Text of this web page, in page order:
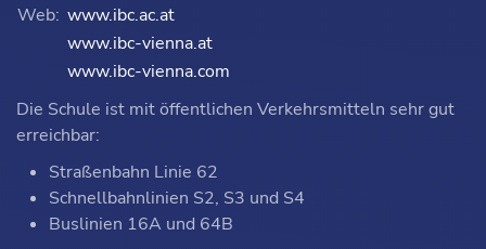
Web: www.ibc.ac.at
www.ibc-vienna.at
www.ibc-vienna.com
Die Schule ist mit öffentlichen Verkehrsmitteln sehr gut
erreichbar:
Straßenbahn Linie 62
Schnellbahnlinien S2, S3 und S4
Buslinien 16A und 64B